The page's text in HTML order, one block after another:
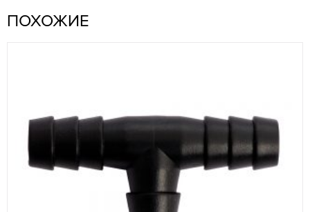
ПОХОЖИЕ